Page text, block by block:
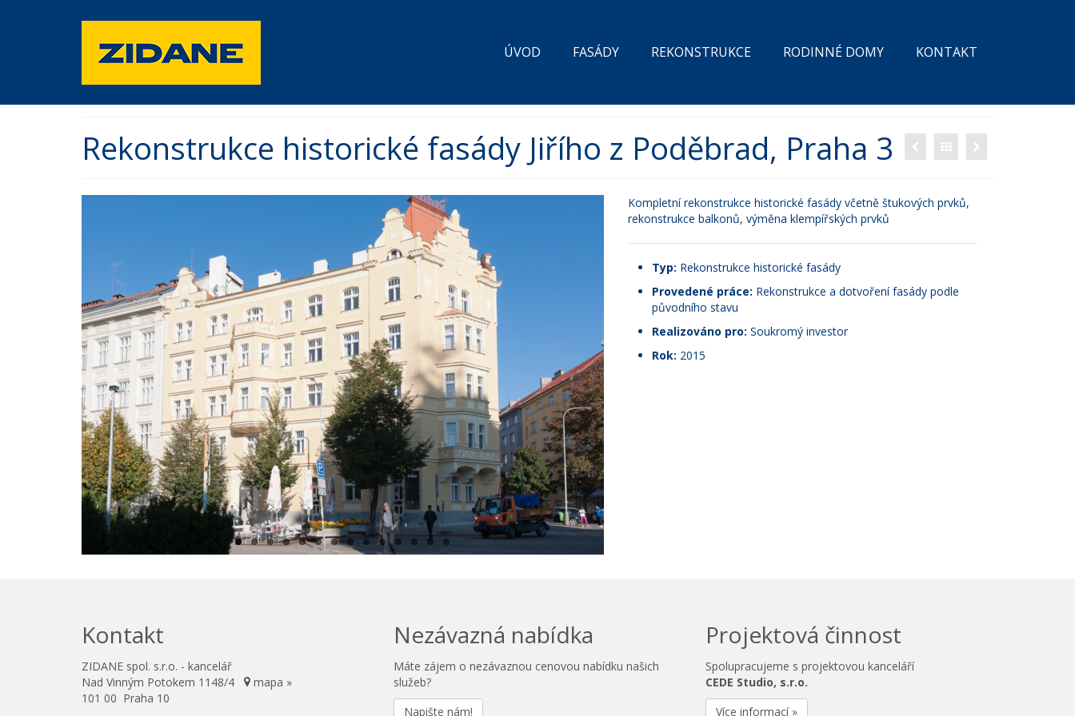
ÚVOD FASÁDY REKONSTRUKCE RODINNÉ DOMY KONTAKT
Rekonstrukce historické fasády Jiřího z Poděbrad, Praha 3
Kompletní rekonstrukce historické fasády včetně štukových prvků,
rekonstrukce balkonů, výměna klempířských prvků
Typ: Rekonstrukce historické fasády
Provedené práce: Rekonstrukce a dotvoření fasády podle
původního stavu
Realizováno pro: Soukromý investor
Rok: 2015
Kontakt
ZIDANE spol. s.r.o. - kancelář
Nad Vinným Potokem 1148/4
mapa »
101 00 Praha 10
Nezávazná nabídka
Máte zájem o nezávaznou cenovou nabídku našich
služeb?
Napište nám!
Projektová činnost
Spolupracujeme s projektovou kanceláří
CEDE Studio, s.r.o.
Více informací »